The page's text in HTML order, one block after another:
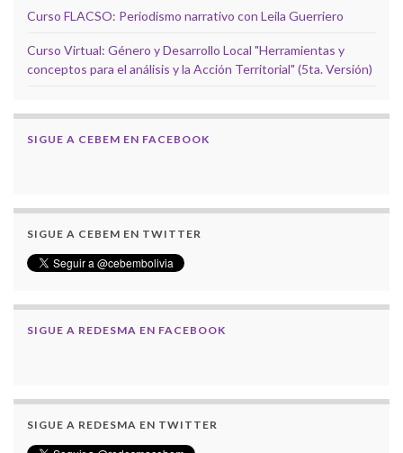
Curso FLACSO: Periodismo narrativo con Leila Guerriero
Curso Virtual: Género y Desarrollo Local "Herramientas y
conceptos para el análisis y la Acción Territorial" (5ta. Versión)
SIGUE A CEBEM EN FACEBOOK
SIGUE A CEBEM EN TWITTER
SIGUE A REDESMA EN FACEBOOK
SIGUE A REDESMA EN TWITTER